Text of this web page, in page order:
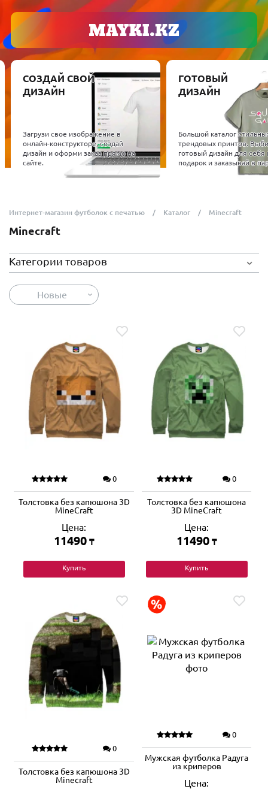
СОЗДАЙ СВОЙ
ДИЗАЙН
Загрузи свое изображение в
онлайн-конструкторе, создай
дизайн и оформи заказ прямо на
сайте.
ГОТОВЫЙ
ДИЗАЙН
Большой каталог
трендовых принтов.
готовый дизайн для себя
подарок и заказывай в
Интернет-магазин футболок с печатью Каталог Minecraft
Minecraft
Категории товаров
Новые
0
Толстовка без капюшона 3D
MineCraft
Цена:
11490 ₸
Купить
0
Толстовка без капюшона
3D MineCraft
Цена:
11490 ₸
Купить
0
Толстовка без капюшона 3D
Minecraft
0
Мужская футболка Радуга
из криперов
Цена: